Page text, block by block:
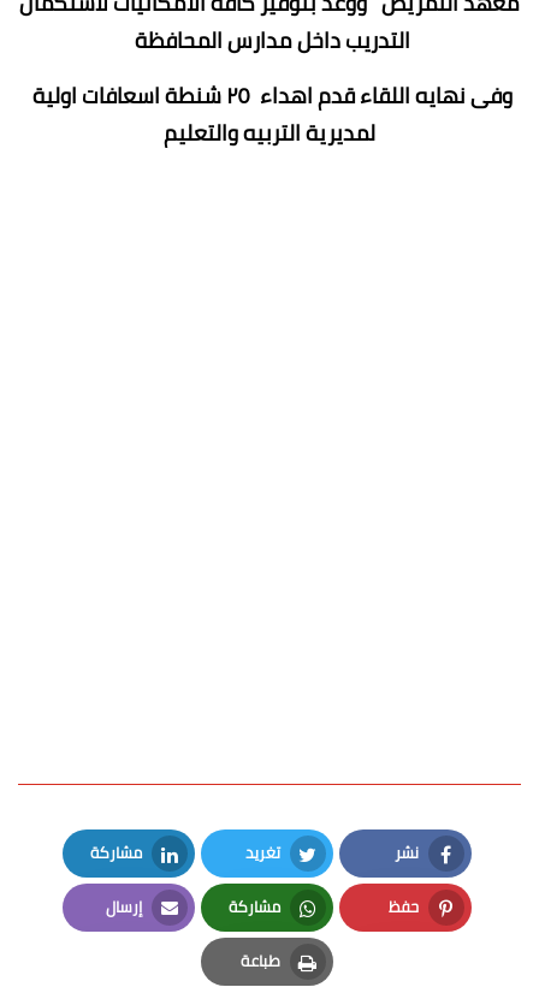
التدريب داخل مدارس المحافظة
وفى نهايه اللقاء قدم اهداء ٢٥ شنطة اسعافات اولية
لمديرية التربيه والتعليم
نشر
Facebook
تغريد
Twitter
مشاركة
LinkedIn
حفظ
Pinterest
مشاركة
Whatsapp
إرسال
Email
طباعة
Print